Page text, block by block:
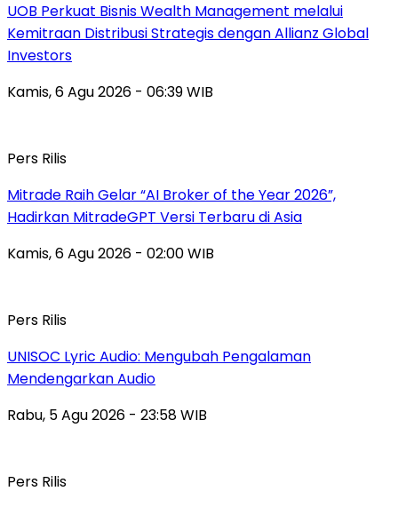
UOB Perkuat Bisnis Wealth Management melalui
Kemitraan Distribusi Strategis dengan Allianz Global
Investors
Kamis, 6 Agu 2026 - 06:39 WIB
Pers Rilis
Mitrade Raih Gelar “AI Broker of the Year 2026”,
Hadirkan MitradeGPT Versi Terbaru di Asia
Kamis, 6 Agu 2026 - 02:00 WIB
Pers Rilis
UNISOC Lyric Audio: Mengubah Pengalaman
Mendengarkan Audio
Rabu, 5 Agu 2026 - 23:58 WIB
Pers Rilis